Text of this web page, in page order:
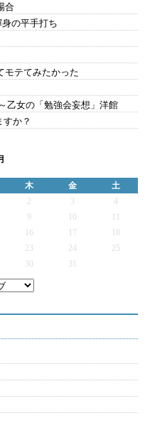
合
身の平手打ち
モテてみたかった
乙女の「勉強会妄想」洋館
か？
木 金
土
2 3
4
9
16 17
23 24
25
30 31